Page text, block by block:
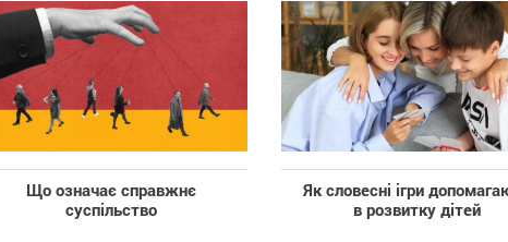
Що означає справжнє
суспільство
Як словесні ігри
в розвитку дітей